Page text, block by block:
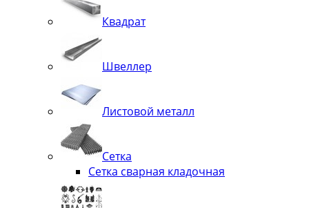
Квадрат
Швеллер
Листовой металл
Сетка
Сетка сварная кладочная